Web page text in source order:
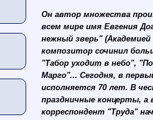
Он автор множества
всем мире имя Евгения
нежный зверь"
композитор сочинил
"Табор уходит в небо",
Марго"... Сегодня, в
исполняется 70 лет. В
праздничные концерты, а
корреспондент "Труда"